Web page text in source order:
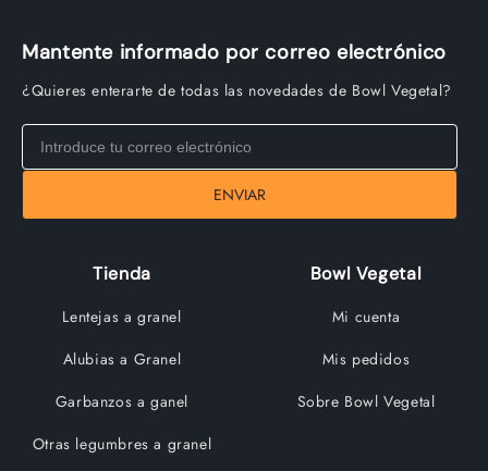
Mantente informado por correo electrónico
¿Quieres enterarte de todas las novedades de Bowl Vegetal?
ENVIAR
Tienda
Lentejas a granel
Alubias a Granel
Garbanzos a ganel
Otras legumbres a granel
Bowl Vegetal
Mi cuenta
Mis pedidos
Sobre Bowl Vegetal